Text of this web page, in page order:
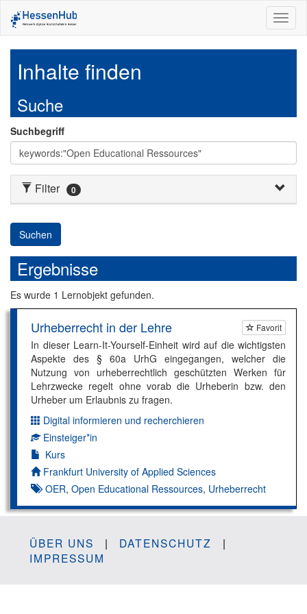
Inhalte finden
Suche
Suchbegriff
Filter 0
Suchen
Ergebnisse
Es wurde 1 Lernobjekt gefunden.
Favorit
Urheberrecht in der Lehre
In dieser Learn-It-Yourself-Einheit wird auf die wichtigsten
Aspekte des § 60a UrhG eingegangen, welcher die
Nutzung von urheberrechtlich geschützten Werken für
Lehrzwecke regelt ohne vorab die Urheberin bzw. den
Urheber um Erlaubnis zu fragen.
Dimension:
Digital informieren und recherchieren
Kompetenzniveau:
Einsteiger*in
Kurs
Autor*in:
Frankfurt University of Applied Sciences
OER, Open Educational Ressources, Urheberrecht
ÜBER UNS | DATENSCHUTZ
|
IMPRESSUM